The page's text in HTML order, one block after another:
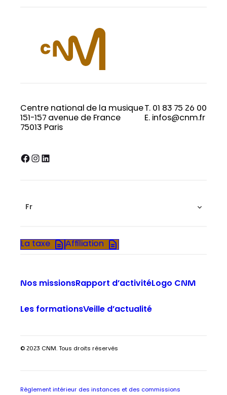
Centre national de la musique
151-157 avenue de France
75013 Paris
T. 01 83 75 26 00
E. infos@cnm.fr
Facebook InstagramLinkedIn
Fr
La taxe Affiliation
Nos missionsRapport d’activitéLogo CNM
Les formationsVeille d’actualité
© 2023 CNM. Tous droits réservés
Règlement intérieur des instances et des commissions